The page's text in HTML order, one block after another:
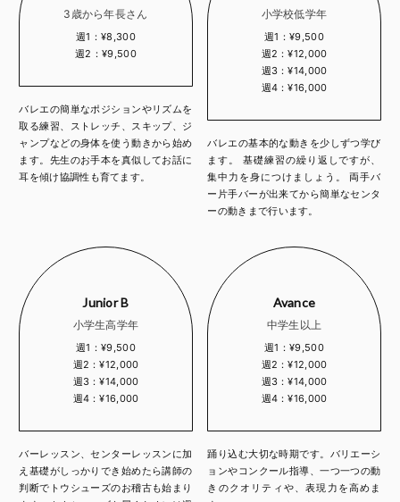
3歳から年長さん
週1：¥8,300
週2：¥9,500
バレエの簡単なポジションやリズムを
取る練習、ストレッチ、スキップ、ジ
ャンプなどの身体を使う動きから始め
ます。先生のお手本を真似してお話に
耳を傾け協調性も育てます。
小学校低学年
週1：¥9,500
週2：¥12,000
週3：¥14,000
週4：¥16,000
バレエの基本的な動きを少しずつ学び
ます。 基礎練習の繰り返しですが、
集中力を身につけましょう。 両手バ
ー片手バーが出来てから簡単なセンタ
ーの動きまで行います。
Junior B
小学生高学年
週1：¥9,500
週2：¥12,000
週3：¥14,000
週4：¥16,000
バーレッスン、センターレッスンに加
え基礎がしっかりでき始めたら講師の
判断でトウシューズのお稽古も始まり
Avance
中学生以上
週1：¥9,500
週2：¥12,000
週3：¥14,000
週4：¥16,000
踊り込む大切な時期です。バリエーシ
ョンやコンクール指導、一つ一つの動
きのクオリティや、表現力を高めま